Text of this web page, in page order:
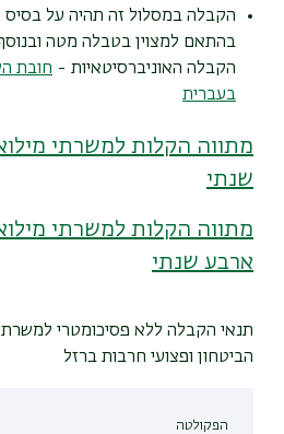
הקבלה במסלול זה תהיה על בסיס
בהתאם למצוין בטבלה מטה
הקבלה האוניברסיטאיות - חובת
בעברית
מתווה הקלות למשרתי
שנתי
מתווה הקלות למשרתי
ארבע שנתי
תנאי הקבלה ללא פסיכומטרי
הביטחון ופצועי חרבות ברזל
הפקולטה